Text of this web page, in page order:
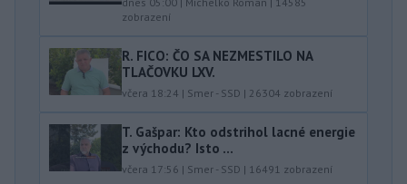
zobrazení
R. FICO: ČO SA NEZMESTILO NA
TLAČOVKU LXV.
včera 18:24 | Smer - SSD | 26304 zobrazení
T. Gašpar: Kto odstrihol lacné energie
z východu? Isto ...
včera 17:56 | Smer - SSD | 16491 zobrazení